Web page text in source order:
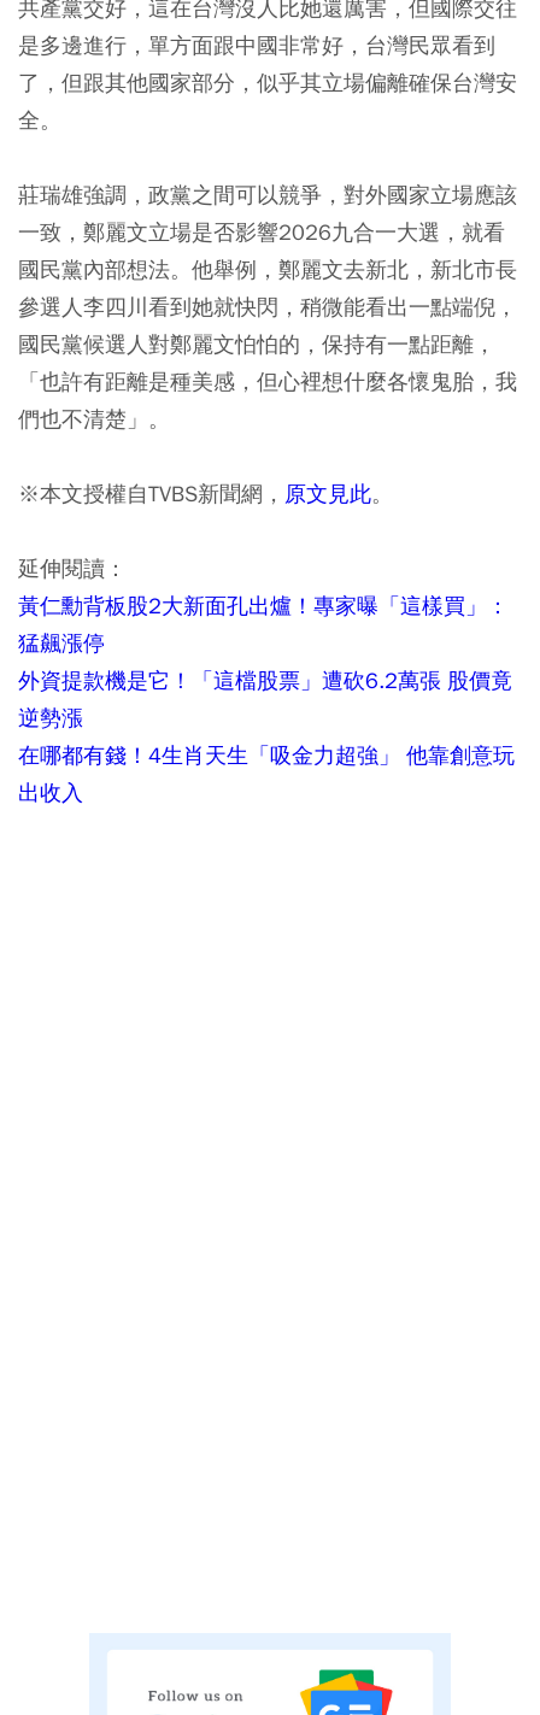
共產黨交好，這在台灣沒人比她還厲害，但國際交往
是多邊進行，單方面跟中國非常好，台灣民眾看到
了，但跟其他國家部分，似乎其立場偏離確保台灣安
全。
莊瑞雄強調，政黨之間可以競爭，對外國家立場應該
一致，鄭麗文立場是否影響2026九合一大選，就看
國民黨內部想法。他舉例，鄭麗文去新北，新北市長
參選人李四川看到她就快閃，稍微能看出一點端倪，
國民黨候選人對鄭麗文怕怕的，保持有一點距離，
「也許有距離是種美感，但心裡想什麼各懷鬼胎，我
們也不清楚」。
※本文授權自TVBS新聞網， 原文見此。
延伸閱讀：
黃仁勳背板股2大新面孔出爐！專家曝「這樣買」：
猛飆漲停
外資提款機是它！「這檔股票」遭砍6.2萬張 股價竟
逆勢漲
在哪都有錢！4生肖天生「吸金力超強」 他靠創意玩
出收入